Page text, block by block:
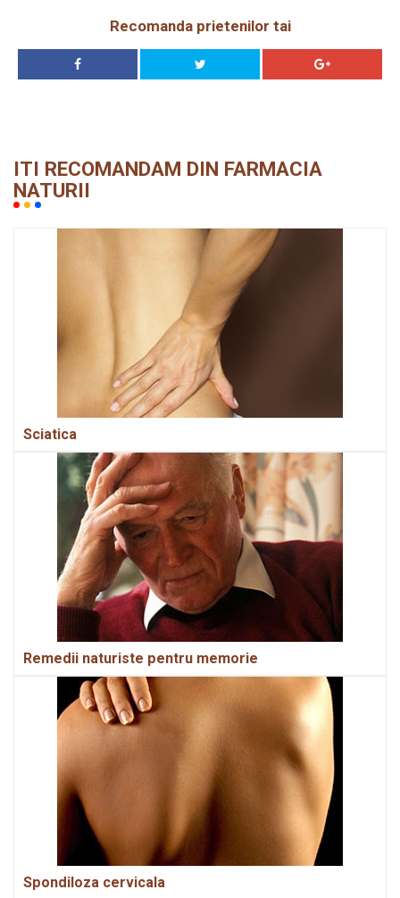
Recomanda prietenilor tai
ITI RECOMANDAM DIN FARMACIA
NATURII
Sciatica
Remedii naturiste pentru memorie
Spondiloza cervicala